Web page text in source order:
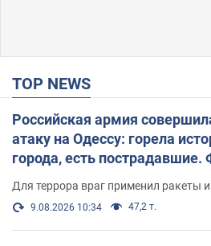
TOP NEWS
Российская армия
атаку на Одессу: горела
города, есть пострадавшие.
Для террора враг применил ракеты
9.08.2026 10:34 47,2 т.